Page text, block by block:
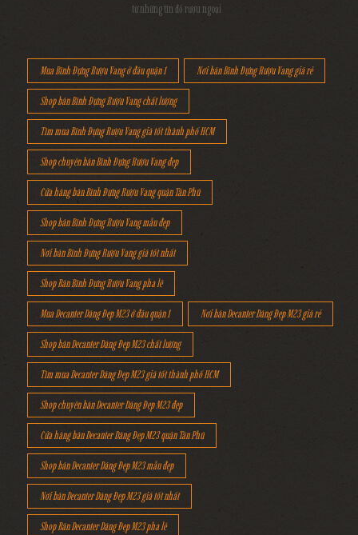
từ những tín đồ rượu ngoại
Mua Bình Đựng Rượu Vang ở đâu quận 1 Nơi bán Bình Đựng Rượu Vang giá rẻ
Shop bán Bình Đựng Rượu Vang chất lượng
Tìm mua Bình Đựng Rượu Vang giá tốt thành phố HCM
Shop chuyên bán Bình Đựng Rượu Vang đẹp
Cửa hàng bán Bình Đựng Rượu Vang quận Tân Phú
Shop bán Bình Đựng Rượu Vang mẫu đẹp
Nơi bán Bình Đựng Rượu Vang giá tốt nhất
Shop Bán Bình Đựng Rượu Vang pha lê
Mua Decanter Dáng Đẹp M23 ở đâu quận 1 Nơi bán Decanter Dáng Đẹp M23 giá rẻ
Shop bán Decanter Dáng Đẹp M23 chất lượng
Tìm mua Decanter Dáng Đẹp M23 giá tốt thành phố HCM
Shop chuyên bán Decanter Dáng Đẹp M23 đẹp
Cửa hàng bán Decanter Dáng Đẹp M23 quận Tân Phú
Shop bán Decanter Dáng Đẹp M23 mẫu đẹp
Nơi bán Decanter Dáng Đẹp M23 giá tốt nhất
Shop Bán Decanter Dáng Đẹp M23 pha lê